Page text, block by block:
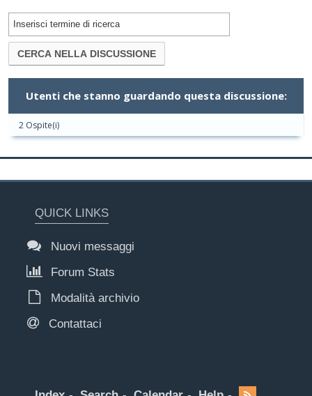
Utenti che stanno guardando questa discussione:
2 Ospite(i)
QUICK LINKS
Nuovi messaggi
Forum Stats
Modalità archivio
Contattaci